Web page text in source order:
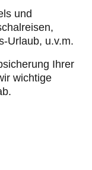
und
Urlaub, u.v.m.
Ihrer
wichtige